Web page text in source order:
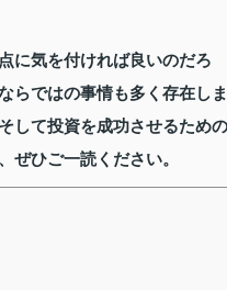
に気を付ければ良いのだろ
らではの事情も多く存在しま
して投資を成功させるための
ぜひご一読ください。